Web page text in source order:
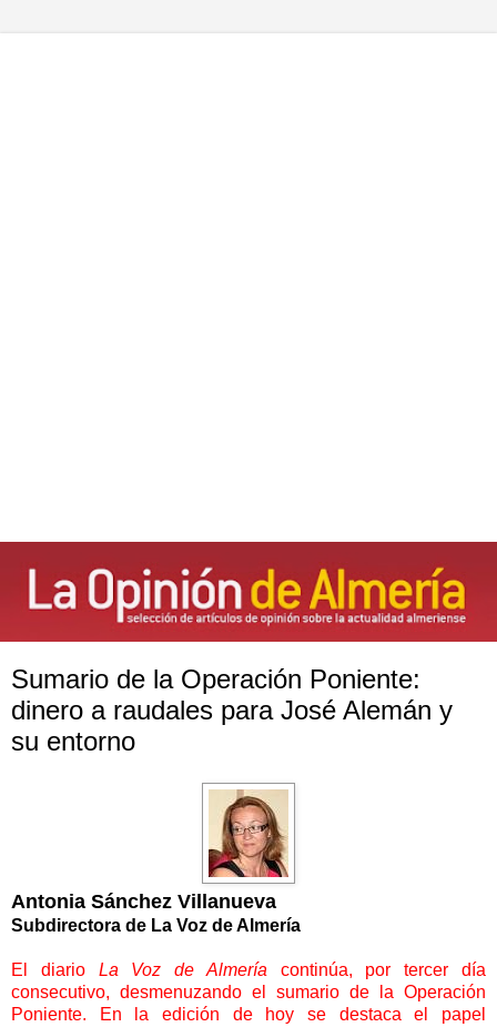
Sumario de la Operación Poniente:
dinero a raudales para José Alemán y
su entorno
Antonia Sánchez Villanueva
Subdirectora de La Voz de Almería
El diario La Voz de Almería continúa, por tercer día
consecutivo, desmenuzando el sumario de
la Operación
Poniente. En la edición de hoy se destaca el papel